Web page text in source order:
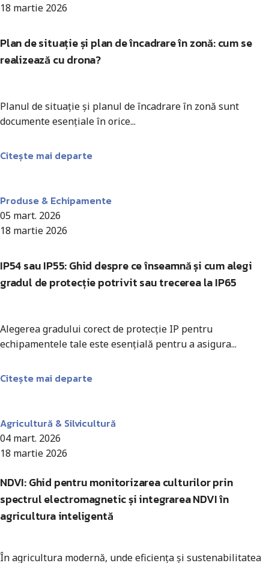
18 martie 2026
Plan de situație și plan de încadrare în zonă: cum se
realizează cu drona?
Planul de situație și planul de încadrare în zonă sunt
documente esențiale în orice...
Citește mai departe
Produse & Echipamente
05 mart. 2026
18 martie 2026
IP54 sau IP55: Ghid despre ce înseamnă și cum alegi
gradul de protecție potrivit sau trecerea la IP65
Alegerea gradului corect de protecție IP pentru
echipamentele tale este esențială pentru a asigura...
Citește mai departe
Agricultură & Silvicultură
04 mart. 2026
18 martie 2026
NDVI: Ghid pentru monitorizarea culturilor prin
spectrul electromagnetic și integrarea NDVI în
agricultura inteligentă
În agricultura modernă, unde eficiența și sustenabilitatea